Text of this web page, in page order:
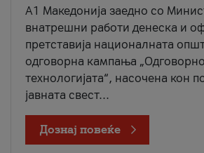
A1 Македонија заедно со
внатрешни работи денеска и
претставија националната
одговорна кампања
технологијата“, насочена кон
јавната свест...
Дознај повеќе